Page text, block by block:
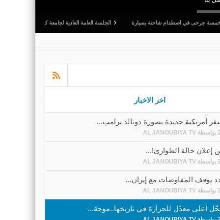
شاحنة بسيارة الجلسة العامة العادية لجامعة كرة القدم: المصادقة على التقريرين الأدبي
اخر الاخبار
أمريكية جديدة بصورة دونالد ترامب...
بواسطةAL JANOUBIYA TV
إعلان حالة الطوارئ!...
بواسطةAL JANOUBIYA TV
بوقف المفاوضات مع إيران...
بواسطةAL JANOUBIYA TV
أعلى معدّل للحرارة في تاريخها..موجة...